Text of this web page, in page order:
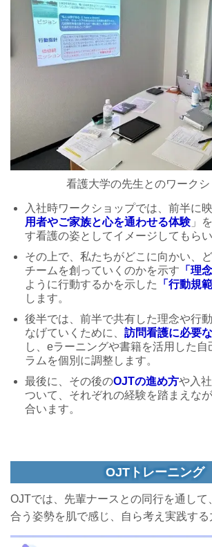
看護大学の先生とのワーク
入社時ワークショップでは、前半に
用者やご家族と心を通わせる体験」
す看護の姿としてイメージしてもらい
その上で、私たちがどこに向かい、
チームを創っていくのかを示す 「理念
ように行動するかを示した
「行動規範
します。
後半では、前半で共有した理念や行
なげていくために、 訪問看護に必要
し、eラーニングや書籍を活用した自
ラムを個別に調整します。
最後に、その後のOJTの進め方や入
ついて、それぞれの経験を踏まえな
合います。
OJTトレーニング
OJTでは、先輩ナースとの同行を通して
合う姿勢を肌で感じ、自ら考え実践する